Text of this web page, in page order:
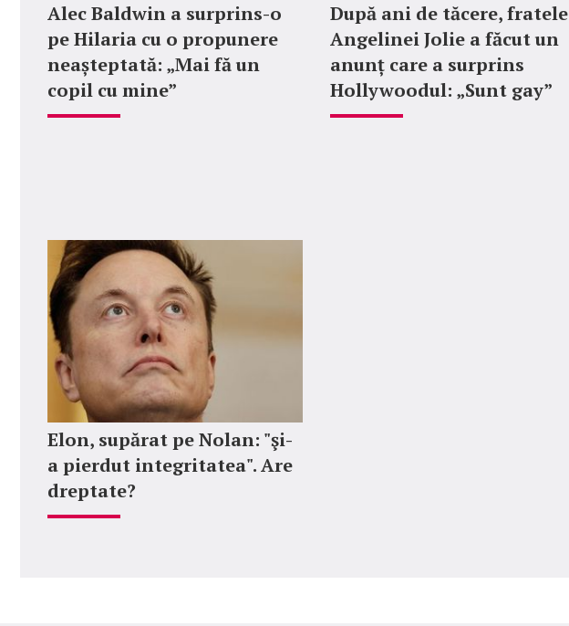
Alec Baldwin a surprins-o
pe Hilaria cu o propunere
neașteptată: „Mai fă un
copil cu mine”
După ani de tăcere, fratele
Angelinei Jolie a făcut un
anunț care a surprins
Hollywoodul: „Sunt gay”
Elon, supărat pe Nolan: "şi-
a pierdut integritatea". Are
dreptate?